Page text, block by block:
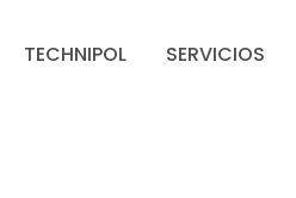
TECHNIPOL SERVICIOS